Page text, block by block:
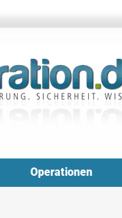
Operationen